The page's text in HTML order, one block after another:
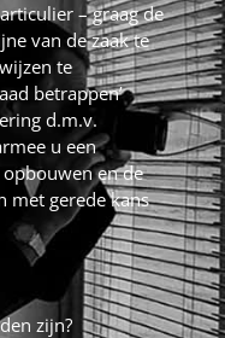
– graag de
van de zaak te
te
betrappen’
d.m.v.
u een
en de
met gerede kans
zijn?